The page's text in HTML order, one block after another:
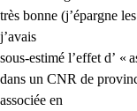
très bonne (j’épargne
j’avais
sous-estimé l’effet d’ «
dans un CNR de
associée en